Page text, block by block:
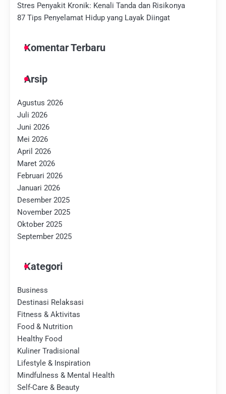
Stres Penyakit Kronik: Kenali Tanda dan Risikonya
87 Tips Penyelamat Hidup yang Layak Diingat
Komentar Terbaru
Arsip
Agustus 2026
Juli 2026
Juni 2026
Mei 2026
April 2026
Maret 2026
Februari 2026
Januari 2026
Desember 2025
November 2025
Oktober 2025
September 2025
Kategori
Business
Destinasi Relaksasi
Fitness & Aktivitas
Food & Nutrition
Healthy Food
Kuliner Tradisional
Lifestyle & Inspiration
Mindfulness & Mental Health
Self-Care & Beauty